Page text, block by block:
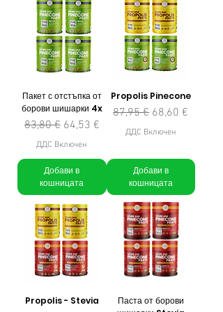
Пакет с отстъпка от
борови шишарки 4x
Редовна цена
83,80 € Продажна цена
64,53 €
ДДС Включен
Добави в
кошницата
Propolis Pinecone
Редовна цена
87,95 € Продажна цена
68,60 €
ДДС Включен
Добави в
кошницата
Propolis - Stevia
Паста от борови